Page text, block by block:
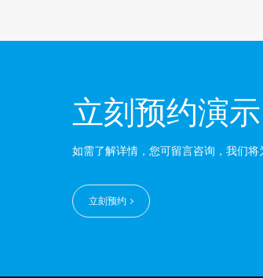
立刻预约演示
如需了解详情，您可留言咨询，我们将
立刻预约